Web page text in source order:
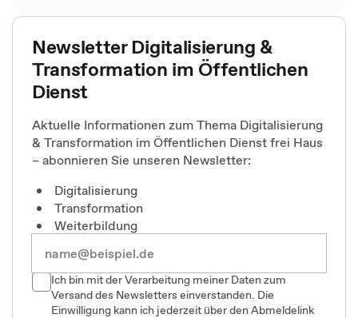
Newsletter Digitalisierung &
Transformation im Öffentlichen
Dienst
Aktuelle Informationen zum Thema Digitalisierung
& Transformation im Öffentlichen Dienst frei Haus
– abonnieren Sie unseren Newsletter:
Digitalisierung
Transformation
Weiterbildung
Ich bin mit der Verarbeitung meiner Daten zum
Versand des Newsletters einverstanden. Die
Einwilligung kann ich jederzeit über den Abmeldelink